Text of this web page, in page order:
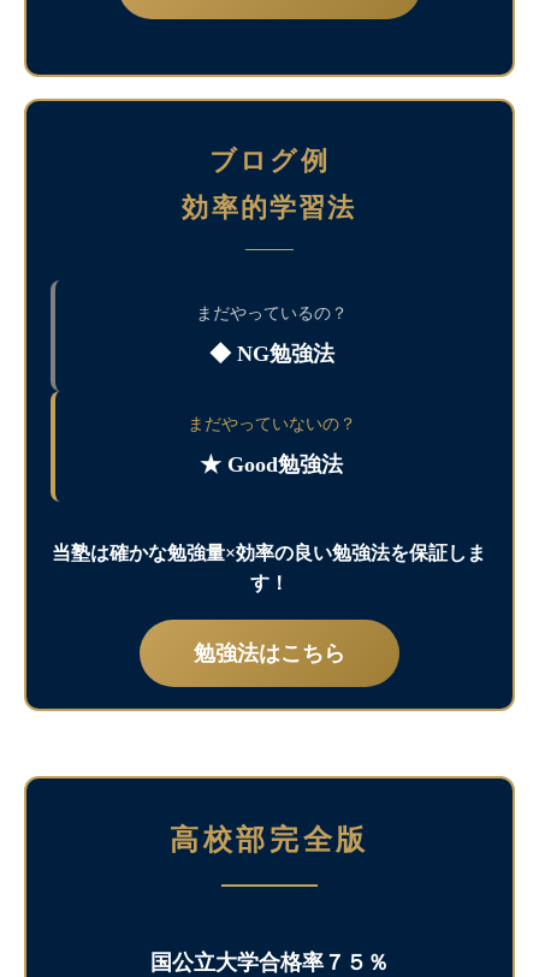
ブログ例
効率的学習法
まだやっているの？
◆ NG勉強法
まだやっていないの？
★ Good勉強法
当塾は確かな勉強量×効率の良い勉強法を保証しま
す！
勉強法はこちら
高校部完全版
国公立大学合格率７５％